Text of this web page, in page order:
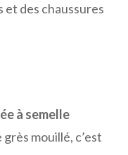
et des chaussures
à semelle
mouillé, c’est